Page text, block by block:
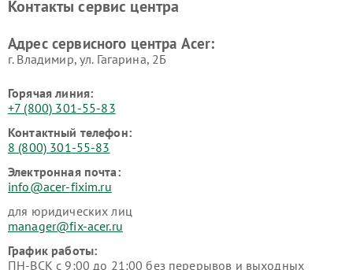
Контакты сервис центра
Адрес сервисного центра Acer:
г. Владимир, ул. Гагарина, 2Б
Горячая линия:
+7 (800) 301-55-83
Контактный телефон:
8 (800) 301-55-83
Электронная почта:
info@acer-fixim.ru
для юридических лиц
manager@fix-acer.ru
График работы:
ПН-ВСК с 9:00 до 21:00 без перерывов и выходных